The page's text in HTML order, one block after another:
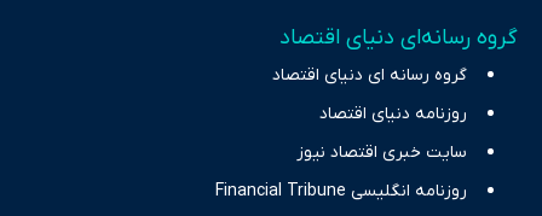
چالش‌های فقر و بیکاری را جست‌وجو کرده و در کنار تحلیل آمارها،
نیازهای خبری مخاطبان در حوزه‌های اثرگذار بر اقتصاد را با رویکردی
حرفه‌ای و روزآمد پوشش می‌دهیم.
گروه رسانه‌ای دنیای اقتصاد
گروه رسانه ای دنیای اقتصاد
روزنامه دنیای اقتصاد
سایت خبری اقتصاد نیوز
روزنامه انگلیسی Financial Tribune